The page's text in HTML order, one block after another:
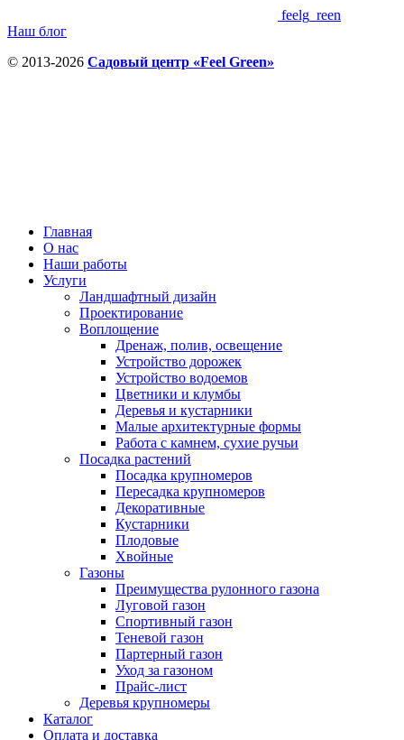
feelg_reen
Наш блог
© 2013-2026 Садовый центр «Feel Green»
Главная
О нас
Наши работы
Услуги
Ландшафтный дизайн
Проектирование
Воплощение
Дренаж, полив, освещение
Устройство дорожек
Устройство водоемов
Цветники и клумбы
Деревья и кустарники
Малые архитектурные формы
Работа с камнем, сухие ручьи
Посадка растений
Посадка крупномеров
Пересадка крупномеров
Декоративные
Кустарники
Плодовые
Хвойные
Газоны
Преимущества рулонного газона
Луговой газон
Спортивный газон
Теневой газон
Партерный газон
Уход за газоном
Прайс-лист
Деревья крупномеры
Каталог
Оплата и доставка